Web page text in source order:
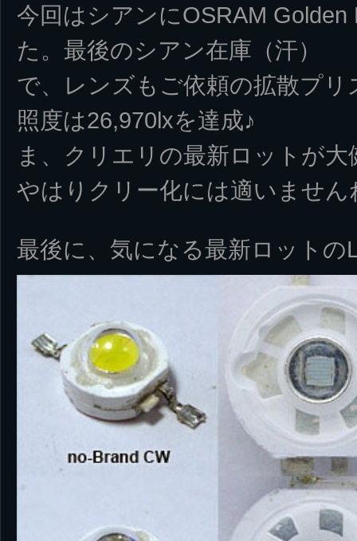
今回はシアンにOSRAM
た。最後のシアン在庫（汗）
で、レンズもご依頼の拡散プリ
照度は26,970lxを達成♪
ま、クリエリの最新ロットが
やはりクリー化には適いません
最後に、気になる最新ロット